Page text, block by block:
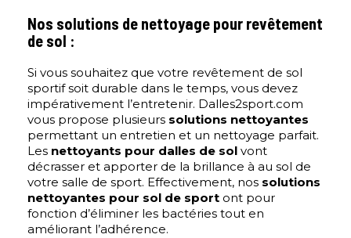
Nos solutions de nettoyage pour revêtement
de sol :
Si vous souhaitez que votre revêtement de sol
sportif soit durable dans le temps, vous devez
impérativement l’entretenir. Dalles2sport.com
vous propose plusieurs solutions nettoyantes
permettant un entretien et un nettoyage parfait.
Les nettoyants pour dalles de sol vont
décrasser et apporter de la brillance à au sol de
votre salle de sport. Effectivement, nos solutions
nettoyantes pour sol de sport ont pour
fonction d’éliminer les bactéries tout en
améliorant l’adhérence.